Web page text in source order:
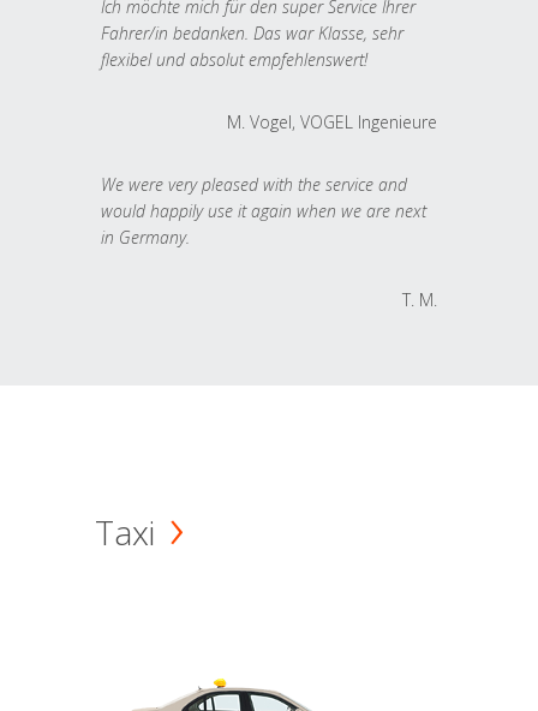
Ich möchte mich für den super Service Ihrer
Fahrer/in bedanken. Das war Klasse, sehr
flexibel und absolut empfehlenswert!
M. Vogel, VOGEL Ingenieure
We were very pleased with the service and
would happily use it again when we are next
in Germany.
T. M.
Taxi